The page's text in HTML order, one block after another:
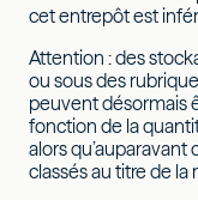
cet entrepôt est
Attention : des
ou sous des
peuvent désormais
fonction de la
alors qu’auparavant
classés au titre de la